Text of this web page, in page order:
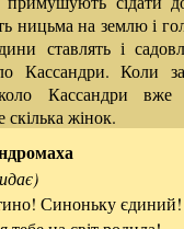
ницьма на землю і
ставлять і
Кассандри. Коли
Кассандри вже
скілька жінок.
Синоньку єдиний!